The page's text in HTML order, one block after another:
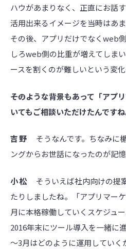
ハウがあまりなく、正直にお話
活用出来るイメージを当時はあ
その後、アプリだけでなくweb
しろweb側の比重が増えてしま
ースを割くのが難しいという変化
――そのような背景もあって「アプ
いてもご相談いただけたんですね
吉野 そうなんです。ちなみに
ングからお世話になったのが記
小松 そういえば社内向けの提
たりしましたね。「アプリマー
月に本格稼働していくスケジュ
2016年末にツール導入を一緒に
～3月はどのように運用していく